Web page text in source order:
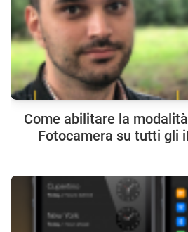
Come abilitare la
Fotocamera su tutti gli